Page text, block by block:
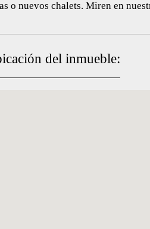
o nuevos chalets. Miren en
del inmueble: